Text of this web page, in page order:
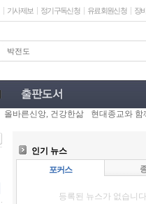
기사제보 정기구독신청 유료회원신청 장
올바른신앙, 건강한삶 현대종교와 함
인기 뉴스
포커스
등록된 뉴스가 없습니